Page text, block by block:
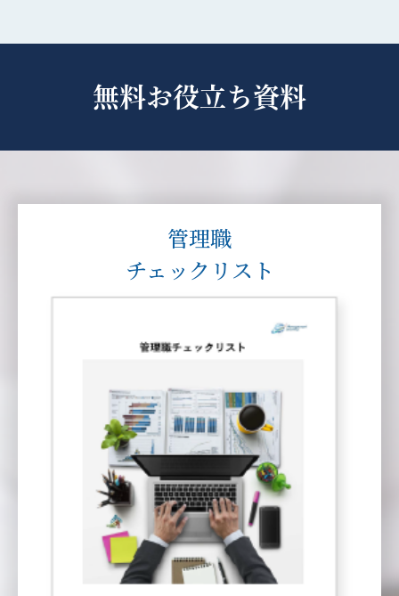
無料お役⽴ち資料
管理職
チェックリスト